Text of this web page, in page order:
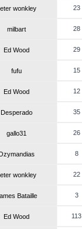
wonkley 23
milbart 28
Ed Wood 29
fufu 15
Ed Wood 12
Desperado 35
gallo31 26
8
wonkley 22
Bataille 3
Ed Wood 113